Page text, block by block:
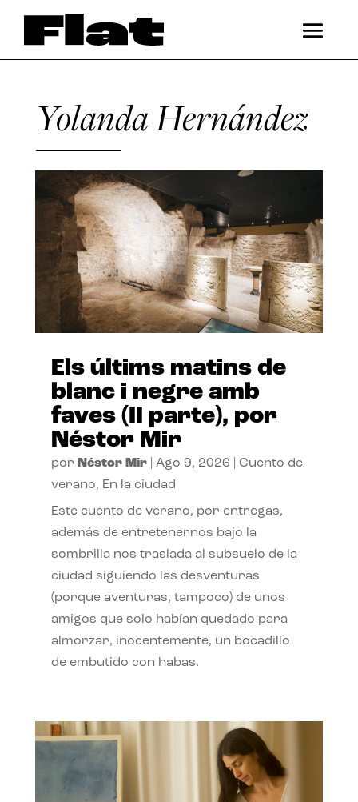
Yolanda Hernández
Els últims matins de
blanc i negre amb
faves (II parte), por
Néstor Mir
por Néstor Mir| Ago 9, 2026
Cuento de
verano, En la ciudad
Este cuento de verano, por entregas,
además de entretenernos bajo la
sombrilla nos traslada al subsuelo de la
ciudad siguiendo las desventuras
(porque aventuras, tampoco) de unos
amigos que solo habían quedado para
almorzar, inocentemente, un bocadillo
de embutido con habas.